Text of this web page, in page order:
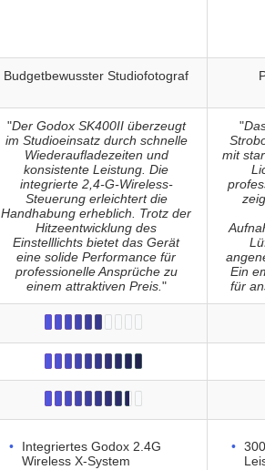
Budgetbewusster Studiofotograf
"Der Godox SK400II überzeugt
im Studioeinsatz durch schnelle
Wiederaufladezeiten und
konsistente Leistung. Die
integrierte 2,4-G-Wireless-
Steuerung erleichtert die
Handhabung erheblich. Trotz der
Hitzeentwicklung des
Einstelllichts bietet das Gerät
eine solide Performance für
professionelle Ansprüche zu
einem attraktiven Preis."
"
mit
Ein
für
Integriertes Godox 2.4G
Wireless X-System